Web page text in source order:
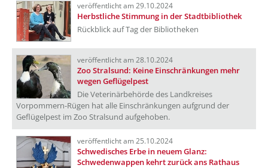
veröffentlicht am 29.10.2024
Herbstliche Stimmung in der Stadtbibliothek
Rückblick auf Tag der Bibliotheken
veröffentlicht am 28.10.2024
Zoo Stralsund: Keine Einschränkungen mehr
wegen Geflügelpest
Die Veterinärbehörde des Landkreises
Vorpommern-Rügen hat alle Einschränkungen aufgrund der
Geflügelpest im Zoo Stralsund aufgehoben.
veröffentlicht am 25.10.2024
Schwedisches Erbe in neuem Glanz:
Schwedenwappen kehrt zurück ans Rathaus